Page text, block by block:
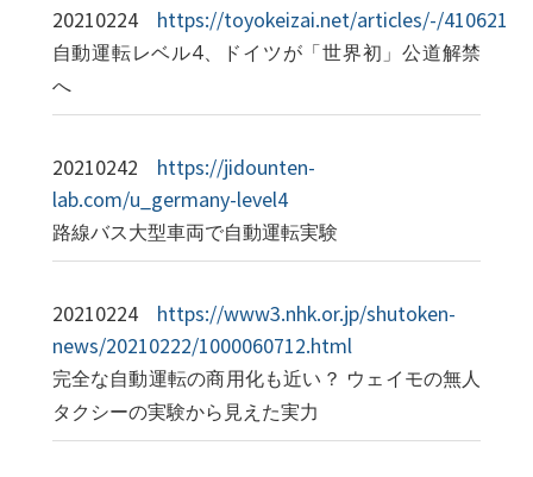
20210224 https://toyokeizai.net/articles/-/410621
自動運転レベル4、ドイツが「世界初」公道解禁
へ
20210242
https://jidounten-
lab.com/u_germany-level4
路線バス大型車両で自動運転実験
20210224
https://www3.nhk.or.jp/shutoken-
news/20210222/1000060712.html
完全な自動運転の商用化も近い？ ウェイモの無人
タクシーの実験から見えた実力